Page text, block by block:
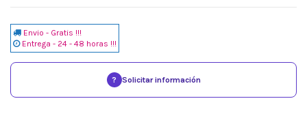
Envio - Gratis !!!
Entrega - 24 - 48 horas !!!
? Solicitar información